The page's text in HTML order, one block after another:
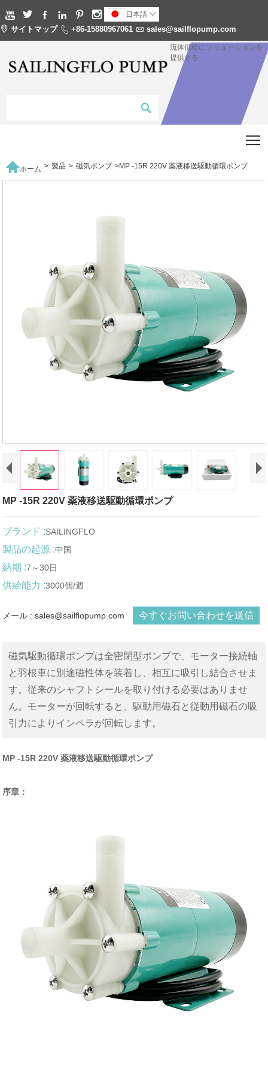
      日本語 
 サイトマップ  +86-15880967061  sales@sailflopump.com
流体供給にソリューションを
提供する
ホーム > 製品 > 磁気ポンプ >MP -15R 220V 薬液移送駆動循環ポンプ
MP -15R 220V 薬液移送駆動循環ポンプ
ブランド :SAILINGFLO
製品の起源 :中国
納期 :7～30日
供給能力 :3000個/週
メール : sales@sailflopump.com 今すぐお問い合わせを送信
磁気駆動循環ポンプは全密閉型ポンプで、モーター接続軸
と羽根車に別途磁性体を装着し、相互に吸引し結合させま
す。従来のシャフトシールを取り付ける必要はありませ
ん。モーターが回転すると、駆動用磁石と従動用磁石の吸
引力によりインペラが回転します。
MP -15R 220V 薬液移送駆動循環ポンプ
序章：